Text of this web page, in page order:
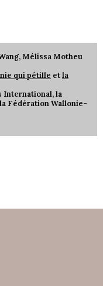
Mélissa Motheu
qui pétille etla
International, la
Fédération Wallonie-